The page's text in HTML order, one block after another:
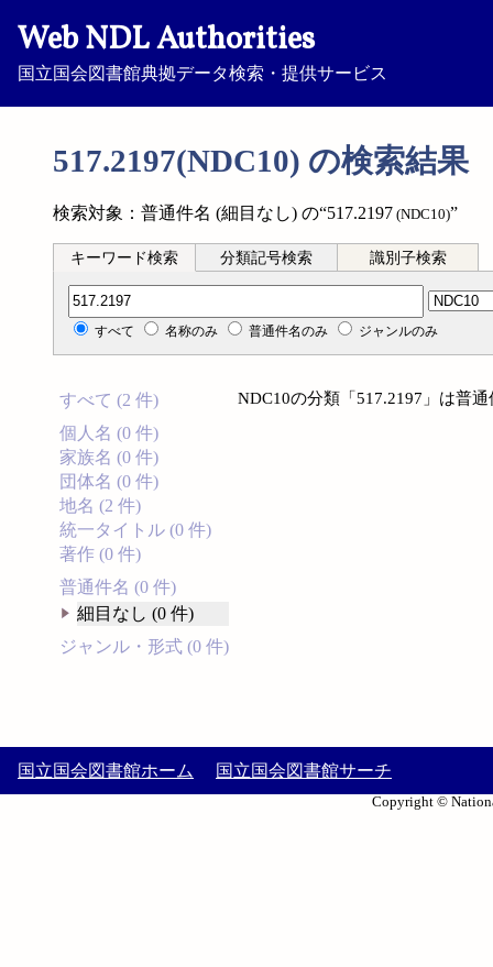
Web NDL Authorities
国立国会図書館典拠データ検索・提供サービス
517.2197(NDC10) の検索結果
検索対象：普通件名 (細目なし) の“517.2197 (NDC10)”
キーワード検索 分類記号検索 識別子検索
分類記号検索
すべて 名称のみ 普通件名のみ ジャンルのみ
すべて (2 件)
個人名 (0 件)
家族名 (0 件)
団体名 (0 件)
地名 (2 件)
統一タイトル (0 件)
著作 (0 件)
普通件名 (0 件)
細目なし (0 件)
ジャンル・形式 (0 件)
NDC10の分類「517.2197」は普
国立国会図書館ホーム 国立国会図書館サーチ
Copyright ©